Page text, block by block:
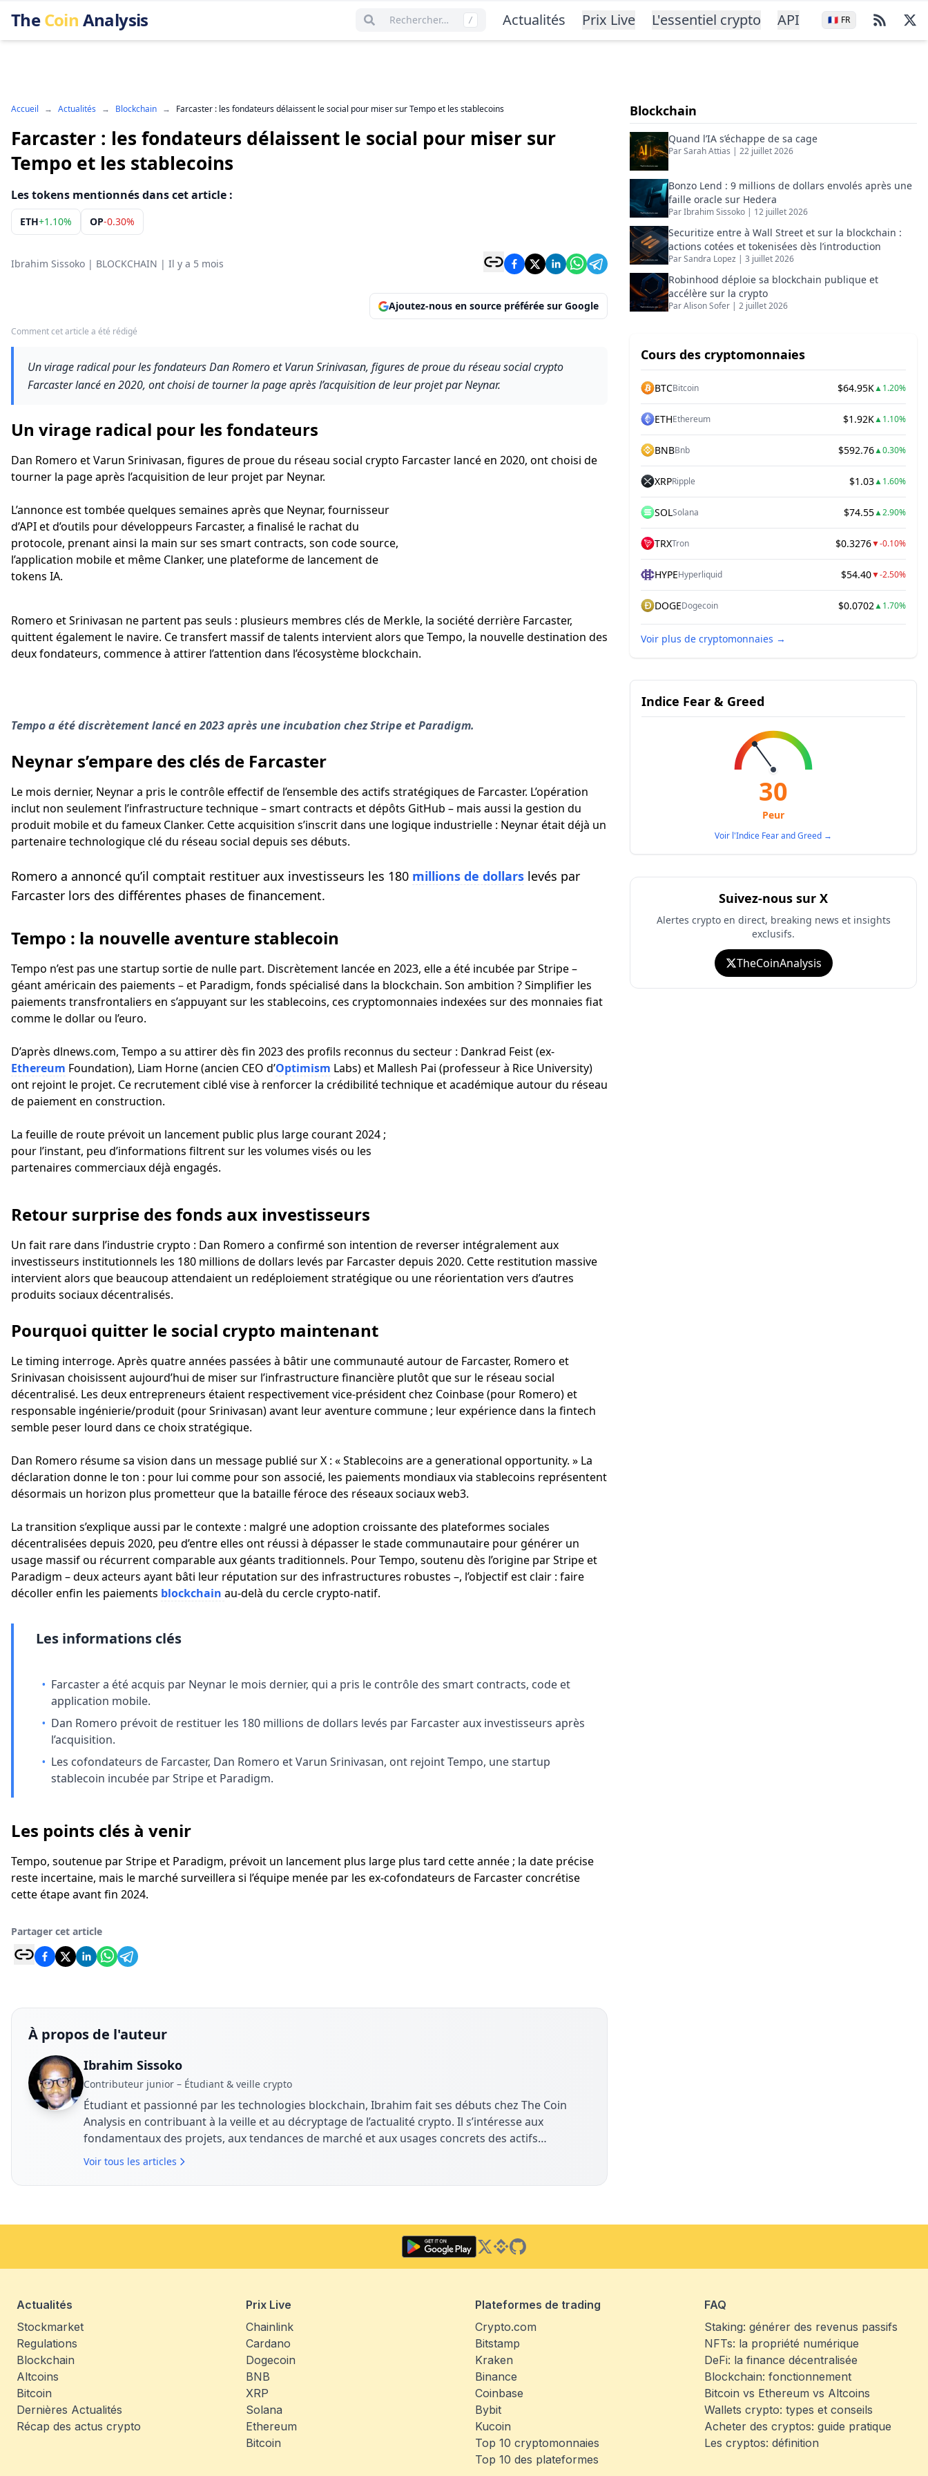
TheCoin Analysis Rechercher… / Actualités Prix Live L'essentiel crypto API 🇫🇷 FR
Accueil → Actualités → Blockchain → Farcaster : les fondateurs délaissent le social pour miser sur Tempo et les stablecoins
Farcaster : les fondateurs délaissent le social pour miser sur
Tempo et les stablecoins
Les tokens mentionnés dans cet article :
ETH+1.10% OP-0.30%
Ibrahim Sissoko | BLOCKCHAIN | Il y a 5 mois
Ajoutez-nous en source préférée sur Google
Comment cet article a été rédigé
Un virage radical pour les fondateurs Dan Romero et Varun Srinivasan, figures de proue du réseau social crypto
Farcaster lancé en 2020, ont choisi de tourner la page après l’acquisition de leur projet par Neynar.
Un virage radical pour les fondateurs
Dan Romero et Varun Srinivasan, figures de proue du réseau social crypto Farcaster lancé en 2020, ont choisi de
tourner la page après l’acquisition de leur projet par Neynar.
L’annonce est tombée quelques semaines après que Neynar, fournisseur
d’API et d’outils pour développeurs Farcaster, a finalisé le rachat du
protocole, prenant ainsi la main sur ses smart contracts, son code source,
l’application mobile et même Clanker, une plateforme de lancement de
tokens IA.
Romero et Srinivasan ne partent pas seuls : plusieurs membres clés de Merkle, la société derrière Farcaster,
quittent également le navire. Ce transfert massif de talents intervient alors que Tempo, la nouvelle destination des
deux fondateurs, commence à attirer l’attention dans l’écosystème blockchain.
Tempo a été discrètement lancé en 2023 après une incubation chez Stripe et Paradigm.
Neynar s’empare des clés de Farcaster
Le mois dernier, Neynar a pris le contrôle effectif de l’ensemble des actifs stratégiques de Farcaster. L’opération
inclut non seulement l’infrastructure technique – smart contracts et dépôts GitHub – mais aussi la gestion du
produit mobile et du fameux Clanker. Cette acquisition s’inscrit dans une logique industrielle : Neynar était déjà un
partenaire technologique clé du réseau social depuis ses débuts.
Romero a annoncé qu’il comptait restituer aux investisseurs les 180 millions de dollars levés par
Farcaster lors des différentes phases de financement.
Tempo : la nouvelle aventure stablecoin
Tempo n’est pas une startup sortie de nulle part. Discrètement lancée en 2023, elle a été incubée par Stripe –
géant américain des paiements – et Paradigm, fonds spécialisé dans la blockchain. Son ambition ? Simplifier les
paiements transfrontaliers en s’appuyant sur les stablecoins, ces cryptomonnaies indexées sur des monnaies fiat
comme le dollar ou l’euro.
D’après dlnews.com, Tempo a su attirer dès fin 2023 des profils reconnus du secteur : Dankrad Feist (ex-
Ethereum Foundation), Liam Horne (ancien CEO d’Optimism Labs) et Mallesh Pai (professeur à Rice University)
ont rejoint le projet. Ce recrutement ciblé vise à renforcer la crédibilité technique et académique autour du réseau
de paiement en construction.
La feuille de route prévoit un lancement public plus large courant 2024 ;
pour l’instant, peu d’informations filtrent sur les volumes visés ou les
partenaires commerciaux déjà engagés.
Retour surprise des fonds aux investisseurs
Un fait rare dans l’industrie crypto : Dan Romero a confirmé son intention de reverser intégralement aux
investisseurs institutionnels les 180 millions de dollars levés par Farcaster depuis 2020. Cette restitution massive
intervient alors que beaucoup attendaient un redéploiement stratégique ou une réorientation vers d’autres
produits sociaux décentralisés.
Pourquoi quitter le social crypto maintenant
Le timing interroge. Après quatre années passées à bâtir une communauté autour de Farcaster, Romero et
Srinivasan choisissent aujourd’hui de miser sur l’infrastructure financière plutôt que sur le réseau social
décentralisé. Les deux entrepreneurs étaient respectivement vice-président chez Coinbase (pour Romero) et
responsable ingénierie/produit (pour Srinivasan) avant leur aventure commune ; leur expérience dans la fintech
semble peser lourd dans ce choix stratégique.
Dan Romero résume sa vision dans un message publié sur X : « Stablecoins are a generational opportunity. » La
déclaration donne le ton : pour lui comme pour son associé, les paiements mondiaux via stablecoins représentent
désormais un horizon plus prometteur que la bataille féroce des réseaux sociaux web3.
La transition s’explique aussi par le contexte : malgré une adoption croissante des plateformes sociales
décentralisées depuis 2020, peu d’entre elles ont réussi à dépasser le stade communautaire pour générer un
usage massif ou récurrent comparable aux géants traditionnels. Pour Tempo, soutenu dès l’origine par Stripe et
Paradigm – deux acteurs ayant bâti leur réputation sur des infrastructures robustes –, l’objectif est clair : faire
décoller enfin les paiements blockchain au-delà du cercle crypto-natif.
Les informations clés
• Farcaster a été acquis par Neynar le mois dernier, qui a pris le contrôle des smart contracts, code et
application mobile.
• Dan Romero prévoit de restituer les 180 millions de dollars levés par Farcaster aux investisseurs après
l’acquisition.
• Les cofondateurs de Farcaster, Dan Romero et Varun Srinivasan, ont rejoint Tempo, une startup
stablecoin incubée par Stripe et Paradigm.
Les points clés à venir
Tempo, soutenue par Stripe et Paradigm, prévoit un lancement plus large plus tard cette année ; la date précise
reste incertaine, mais le marché surveillera si l’équipe menée par les ex-cofondateurs de Farcaster concrétise
cette étape avant fin 2024.
Partager cet article
À propos de l'auteur
Ibrahim Sissoko
Contributeur junior – Étudiant & veille crypto
Étudiant et passionné par les technologies blockchain, Ibrahim fait ses débuts chez The Coin
Analysis en contribuant à la veille et au décryptage de l’actualité crypto. Il s’intéresse aux
fondamentaux des projets, aux tendances de marché et aux usages concrets des actifs
numériques, avec une approche claire et pédagogique.
Voir tous les articles
Blockchain
Quand l’IA s’échappe de sa cage
ParSarah Attias | 22 juillet 2026
Bonzo Lend : 9 millions de dollars envolés après une
faille oracle sur Hedera
ParIbrahim Sissoko | 12 juillet 2026
Securitize entre à Wall Street et sur la blockchain :
actions cotées et tokenisées dès l’introduction
ParSandra Lopez | 3 juillet 2026
Robinhood déploie sa blockchain publique et
accélère sur la crypto
ParAlison Sofer | 2 juillet 2026
Cours des cryptomonnaies
BTCBitcoin $64.95K▲1.20%
ETHEthereum $1.92K▲1.10%
BNBBnb $592.76▲0.30%
XRPRipple $1.03▲1.60%
SOLSolana $74.55▲2.90%
TRXTron $0.3276▼-0.10%
HYPEHyperliquid $54.40▼-2.50%
DOGEDogecoin $0.0702▲1.70%
Voir plus de cryptomonnaies →
Indice Fear & Greed
30
Peur
Voir l'Indice Fear and Greed →
Suivez-nous sur X
Alertes crypto en direct, breaking news et insights
exclusifs.
TheCoinAnalysis
Twitter
Binance Square
GitHub
Actualités
Stockmarket
Regulations
Blockchain
Altcoins
Bitcoin
Dernières Actualités
Récap des actus crypto
Prix Live
Chainlink
Cardano
Dogecoin
BNB
XRP
Solana
Ethereum
Bitcoin
Plateformes de trading
Crypto.com
Bitstamp
Kraken
Binance
Coinbase
Bybit
Kucoin
Top 10 cryptomonnaies
Top 10 des plateformes
FAQ
Staking: générer des revenus passifs
NFTs: la propriété numérique
DeFi: la finance décentralisée
Blockchain: fonctionnement
Bitcoin vs Ethereum vs Altcoins
Wallets crypto: types et conseils
Acheter des cryptos: guide pratique
Les cryptos: définition